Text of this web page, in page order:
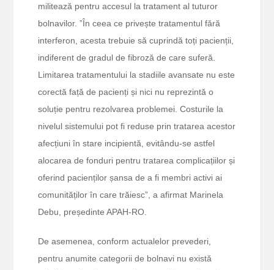
militează pentru accesul la tratament al tuturor
bolnavilor. ”În ceea ce privește tratamentul fără
interferon, acesta trebuie să cuprindă toți pacienții,
indiferent de gradul de fibroză de care suferă.
Limitarea tratamentului la stadiile avansate nu este
corectă față de pacienți și nici nu reprezintă o
soluție pentru rezolvarea problemei. Costurile la
nivelul sistemului pot fi reduse prin tratarea acestor
afecțiuni în stare incipientă, evitându-se astfel
alocarea de fonduri pentru tratarea complicațiilor și
oferind pacienților șansa de a fi membri activi ai
comunităților în care trăiesc”, a afirmat Marinela
Debu, președinte APAH-RO.
De asemenea, conform actualelor prevederi,
pentru anumite categorii de bolnavi nu există